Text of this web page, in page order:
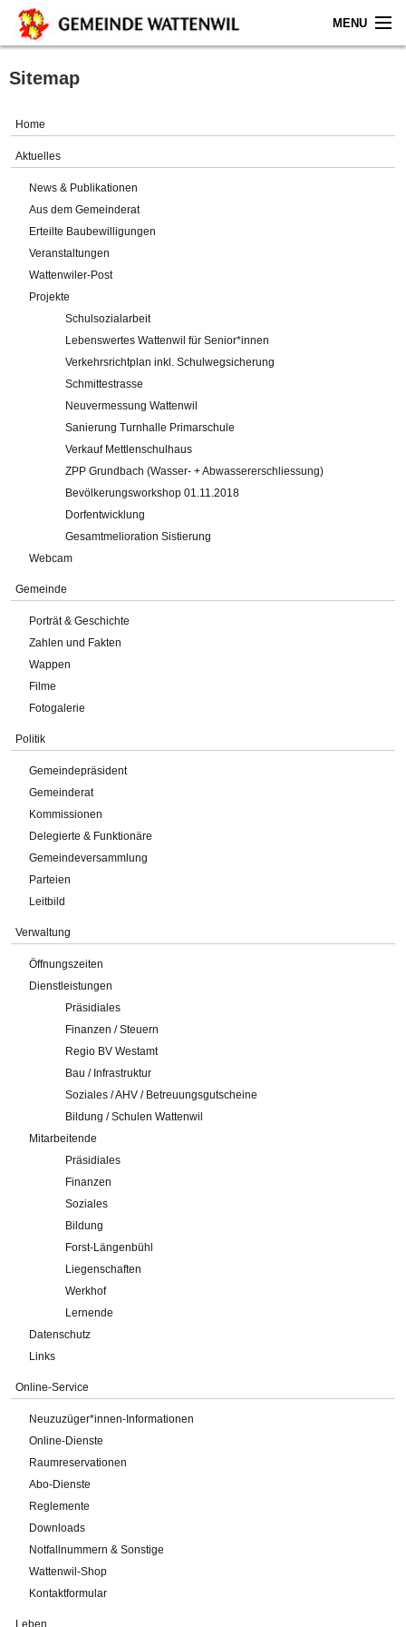
MENU
Home
Gemeinde
Verwaltung
Online-Service
Impressum
Sitemap
Home
Aktuelles
News & Publikationen
Aus dem Gemeinderat
Erteilte Baubewilligungen
Veranstaltungen
Wattenwiler-Post
Projekte
Schulsozialarbeit
Lebenswertes Wattenwil für Senior*innen
Verkehrsrichtplan inkl. Schulwegsicherung
Schmittestrasse
Neuvermessung Wattenwil
Sanierung Turnhalle Primarschule
Verkauf Mettlenschulhaus
ZPP Grundbach (Wasser- + Abwassererschliessung)
Bevölkerungsworkshop 01.11.2018
Dorfentwicklung
Gesamtmelioration Sistierung
Webcam
Gemeinde
Porträt & Geschichte
Zahlen und Fakten
Wappen
Filme
Fotogalerie
Politik
Gemeindepräsident
Gemeinderat
Kommissionen
Delegierte & Funktionäre
Gemeindeversammlung
Parteien
Leitbild
Verwaltung
Öffnungszeiten
Dienstleistungen
Präsidiales
Finanzen / Steuern
Regio BV Westamt
Bau / Infrastruktur
Soziales / AHV / Betreuungsgutscheine
Bildung / Schulen Wattenwil
Mitarbeitende
Präsidiales
Finanzen
Soziales
Bildung
Forst-Längenbühl
Liegenschaften
Werkhof
Lernende
Datenschutz
Links
Online-Service
Neuzuzüger*innen-Informationen
Online-Dienste
Raumreservationen
Abo-Dienste
Reglemente
Downloads
Notfallnummern & Sonstige
Wattenwil-Shop
Kontaktformular
Leben